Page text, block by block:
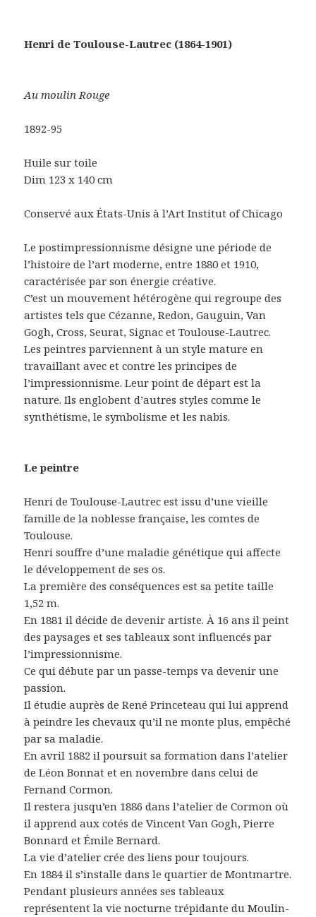
Henri de Toulouse-Lautrec (1864-1901)
Au moulin Rouge
1892-95
Huile sur toile
Dim 123 x 140 cm
Conservé aux États-Unis à l’Art Institut of Chicago
Le postimpressionnisme désigne une période de
l’histoire de l’art moderne, entre 1880 et 1910,
caractérisée par son énergie créative.
C’est un mouvement hétérogène qui regroupe des
artistes tels que Cézanne, Redon, Gauguin, Van
Gogh, Cross, Seurat, Signac et Toulouse-Lautrec.
Les peintres parviennent à un style mature en
travaillant avec et contre les principes de
l’impressionnisme. Leur point de départ est la
nature. Ils englobent d’autres styles comme le
synthétisme, le symbolisme et les nabis.
Le peintre
Henri de Toulouse-Lautrec est issu d’une vieille
famille de la noblesse française, les comtes de
Toulouse.
Henri souffre d’une maladie génétique qui affecte
le développement de ses os.
La première des conséquences est sa petite taille
1,52 m.
En 1881 il décide de devenir artiste. À 16 ans il peint
des paysages et ses tableaux sont influencés par
l’impressionnisme.
Ce qui débute par un passe-temps va devenir une
passion.
Il étudie auprès de René Princeteau qui lui apprend
à peindre les chevaux qu’il ne monte plus, empêché
par sa maladie.
En avril 1882 il poursuit sa formation dans l’atelier
de Léon Bonnat et en novembre dans celui de
Fernand Cormon.
Il restera jusqu’en 1886 dans l’atelier de Cormon où
il apprend aux cotés de Vincent Van Gogh, Pierre
Bonnard et Émile Bernard.
La vie d’atelier crée des liens pour toujours.
En 1884 il s’installe dans le quartier de Montmartre.
Pendant plusieurs années ses tableaux
représentent la vie nocturne trépidante du Moulin-